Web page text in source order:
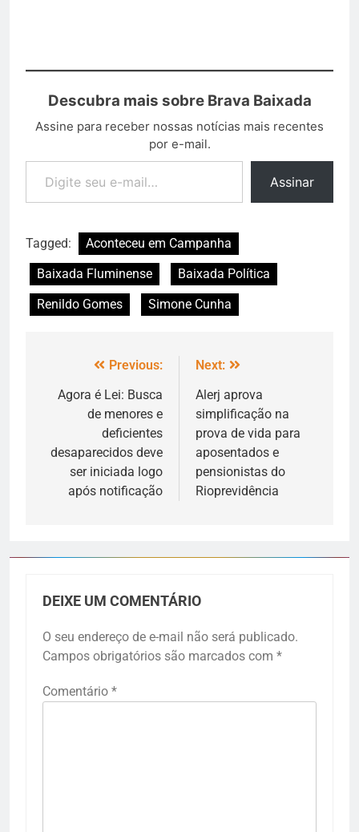
Descubra mais sobre Brava Baixada
Assine para receber nossas notícias mais recentes
por e-mail.
Assinar
Tagged:
Aconteceu em Campanha
Baixada Fluminense
Baixada Política
Renildo Gomes
Simone Cunha
Previous:
Agora é Lei: Busca
de menores e
deficientes
desaparecidos deve
ser iniciada logo
após notificação
Next:
Alerj aprova
simplificação na
prova de vida para
aposentados e
pensionistas do
Rioprevidência
DEIXE UM COMENTÁRIO
O seu endereço de e-mail não será publicado.
Campos obrigatórios são marcados com *
Comentário *